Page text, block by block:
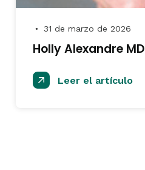
● 31 de marzo de 2026
Holly Alexandre MD
Leer el artículo